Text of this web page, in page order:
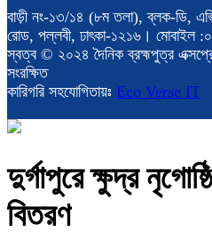
বাড়ী নং-১৩/১৪ (৮ম তলা), ব্লক-ডি,
রোড, পল্লবী, ঢাৎকা-১২১৬। মোবাইল
স্বত্ব © ২০২৪ দৈনিক ব্রহ্মপুত্র
সংরক্ষিত
কারিগরি সহযোগিতায়ঃ Eco Verse IT
দুর্গাপুরে ক্ষুদ্র
বিতরণ